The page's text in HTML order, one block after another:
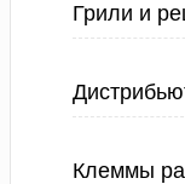
Грили и
Клеммы